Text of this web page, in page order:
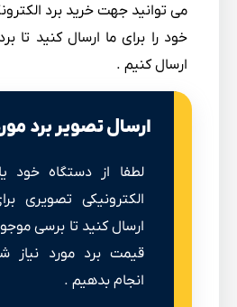
می توانید جهت خرید برد
خود را برای ما ارسال کنید تا
ارسال کنیم .
ارسال تصویر برد
لطفا از دستگاه خود
الکترونیکی تصویری
ارسال کنید تا برسی
قیمت برد مورد نیاز
انجام بدهیم .